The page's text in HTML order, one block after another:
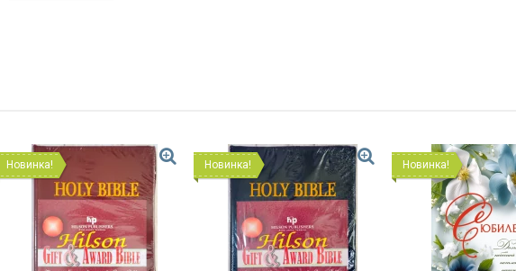
Новинка! Новинка! Новинка!